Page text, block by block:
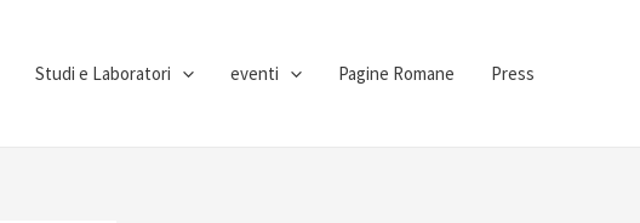
Studi e Laboratori eventi Pagine Romane Press